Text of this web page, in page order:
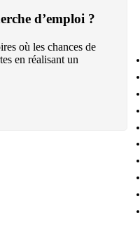
d’emploi ?
où les chances de
en réalisant un